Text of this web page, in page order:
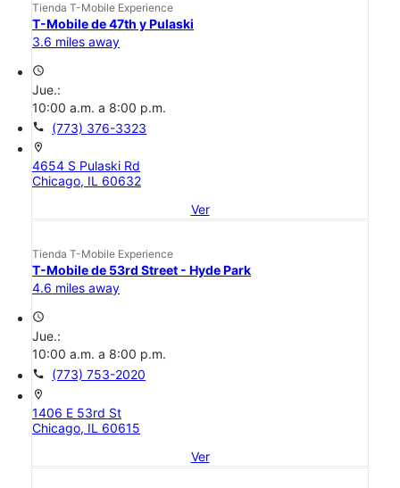
Tienda T-Mobile Experience
T-Mobile de 47th y Pulaski
3.6 miles away
access_time
Jue.:
10:00 a.m. a 8:00 p.m.
call (773) 376-3323
location_on
4654 S Pulaski Rd
Chicago, IL 60632
Ver
Tienda T-Mobile Experience
T-Mobile de 53rd Street - Hyde Park
4.6 miles away
access_time
Jue.:
10:00 a.m. a 8:00 p.m.
call (773) 753-2020
location_on
1406 E 53rd St
Chicago, IL 60615
Ver